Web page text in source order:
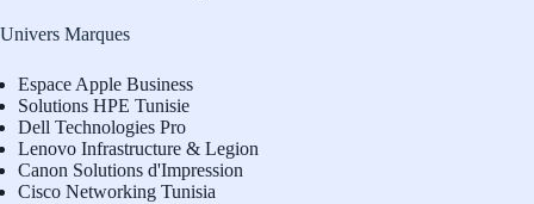
Univers Marques
Espace Apple Business
Solutions HPE Tunisie
Dell Technologies Pro
Lenovo Infrastructure & Legion
Canon Solutions d'Impression
Cisco Networking Tunisia